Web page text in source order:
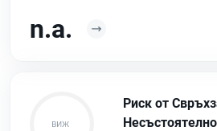
n.a.
Риск от